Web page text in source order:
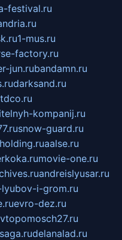
festival.ru
1-mus.ru
factory.ru
jun.rubandamn.ru
darksand.ru
kompanij.ru
snow-guard.ru
aalse.ru
movie-one.ru
andreislyusar.ru
i-grom.ru
evro-dez.ru
delanalad.ru